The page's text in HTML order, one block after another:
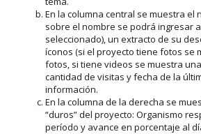
En la columna central se muestra el
sobre el nombre se podrá ingresar
seleccionado), un extracto de su
íconos (si el proyecto tiene fotos se
fotos, si tiene videos se muestra
cantidad de visitas y fecha de la
información.
En la columna de la derecha se
“duros” del proyecto: Organismo
período y avance en porcentaje al